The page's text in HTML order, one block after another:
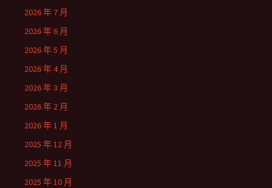
2026 年 7 月
2026 年 6 月
2026 年 5 月
2026 年 4 月
2026 年 3 月
2026 年 2 月
2026 年 1 月
2025 年 12 月
2025 年 11 月
2025 年 10 月